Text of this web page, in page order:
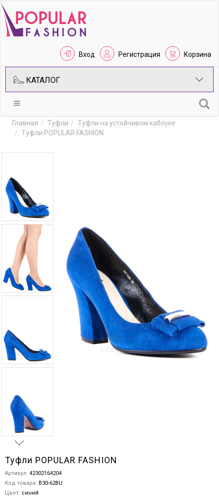
Вход Регистрация Корзина
КАТАЛОГ
Главная Туфли
Туфли на устойчивом каблуке
Туфли POPULAR FASHION
Туфли POPULAR FASHION
Артикул: 42302164204
Код товара: B30-62BU
Цвет: синий